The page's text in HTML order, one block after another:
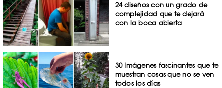
24 diseños con un grado de
complejidad que te dejará
con la boca abierta
30 Imágenes fascinantes que te
muestran cosas que no se ven
todos los días